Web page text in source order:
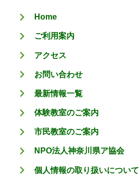
ー
Home
ご利用案内
アクセス
お問い合わせ
最新情報一覧
体験教室のご案内
市民教室のご案内
NPO法人神奈川県ア協会
個人情報の取り扱いについて